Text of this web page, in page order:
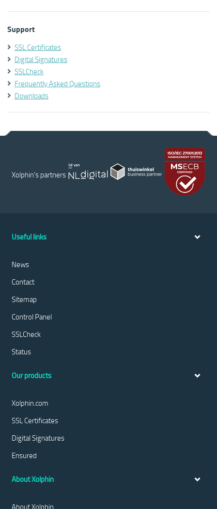
Support
SSL Certificates
Digital Signatures
SSLCheck
Frequently Asked Questions
Downloads
Xolphin's partners
Useful links
News
Contact
Sitemap
Control Panel
SSLCheck
Status
Our products
Xolphin.com
SSL Certificates
Digital Signatures
Ensured
About Xolphin
About Xolphin